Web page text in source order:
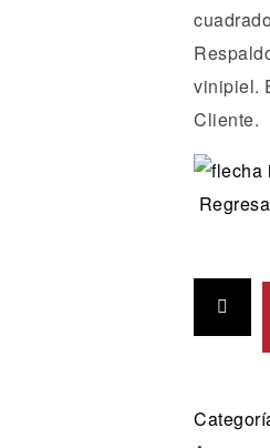
vinipiel.
Cliente.